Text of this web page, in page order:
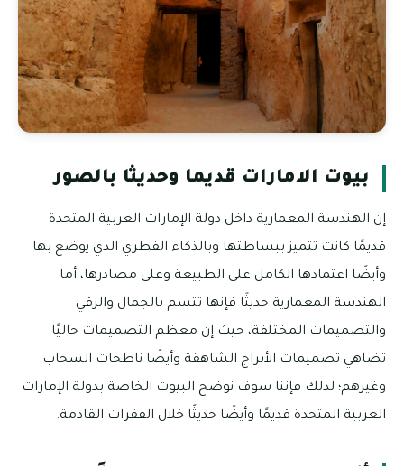
بيوت الامارات قديما وحديثا بالصور
إن الهندسة المعمارية داخل دولة الإمارات العربية المتحدة
قديمًا كانت تتميز ببساطتها وبالذكاء الفطري الذي يوضع بها
وأيضًا اعتمادها الكامل على الطبيعة وعلى مصادرها، أما
الهندسة المعمارية حديثًا فإنها تتسم بالجمال والرقي
والتصميمات المختلفة، حيث إن معظم التصميمات حاليًا
تضاهي تصميمات الأبراج الشاهقة وأيضًا ناطحات السحاب
وغيرهم؛ لذلك فإننا سوف نوضح البيوت الخاصة بدولة الإمارات
العربية المتحدة قديمًا وأيضًا حديثًا خلال الفقرات القادمة.